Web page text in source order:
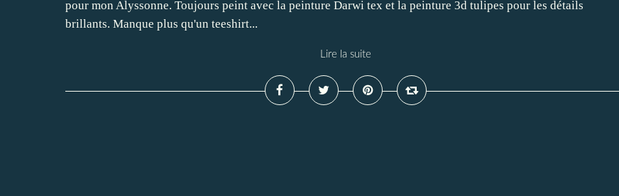
pour mon Alyssonne. Toujours peint avec la peinture Darwi tex et la peinture 3d tulipes pour les détails
brillants. Manque plus qu'un teeshirt...
Lire la suite